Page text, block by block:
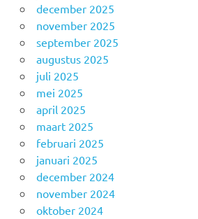
december 2025
november 2025
september 2025
augustus 2025
juli 2025
mei 2025
april 2025
maart 2025
februari 2025
januari 2025
december 2024
november 2024
oktober 2024